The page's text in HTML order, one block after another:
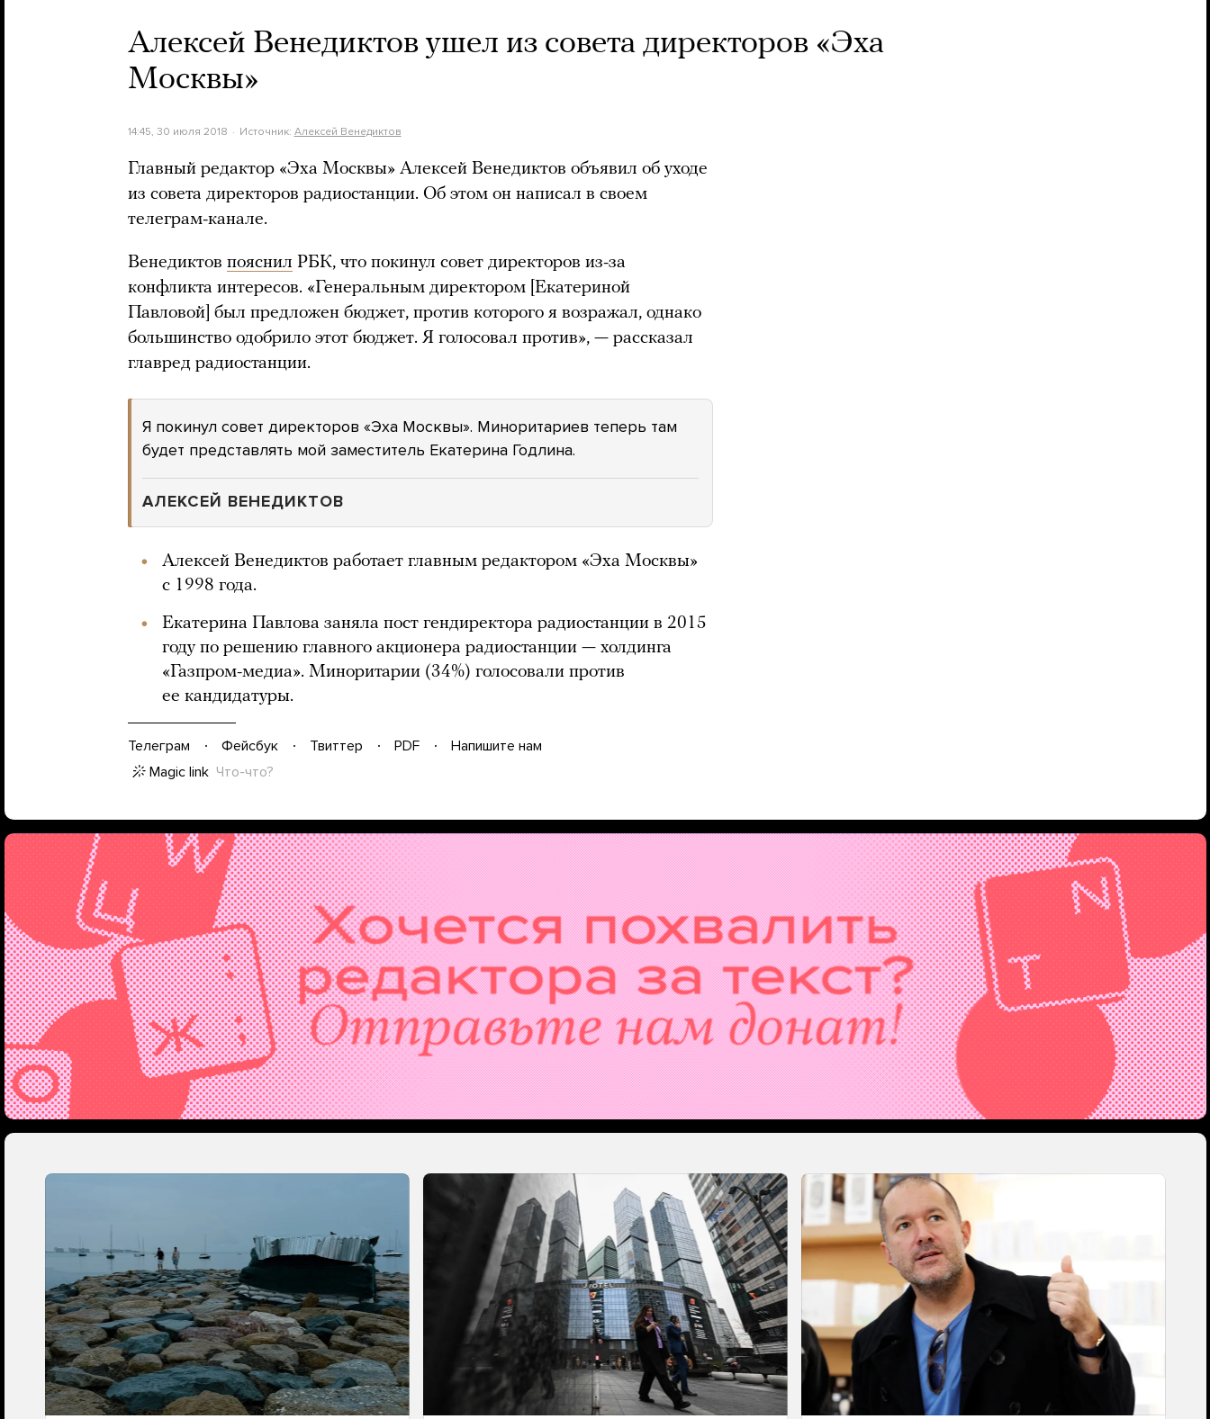
Алексей Венедиктов ушел из совета директоров «Эха
Москвы»
14:45, 30 июля 2018 Источник: Алексей Венедиктов
Главный редактор «Эха Москвы» Алексей Венедиктов объявил об уходе
из совета директоров радиостанции. Об этом он написал в своем
телеграм-канале.
Венедиктов пояснил РБК, что покинул совет директоров из-за
конфликта интересов. «Генеральным директором [Екатериной
Павловой] был предложен бюджет, против которого я возражал, однако
большинство одобрило этот бюджет. Я голосовал против», — рассказал
главред радиостанции.
Я покинул совет директоров «Эха Москвы». Миноритариев теперь там
будет представлять мой заместитель Екатерина Годлина.
АЛЕКСЕЙ ВЕНЕДИКТОВ
Алексей Венедиктов работает главным редактором «Эха Москвы»
с 1998 года.
Екатерина Павлова заняла пост гендиректора радиостанции в 2015
году по решению главного акционера радиостанции — холдинга
«Газпром-медиа». Миноритарии (34%) голосовали против
ее кандидатуры.
Телеграм Фейсбук Твиттер PDF
Напишите нам
Magic link Что-что?